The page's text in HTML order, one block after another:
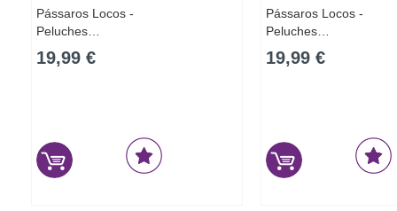
Pássaros Locos -
Peluches…
19,99 €
Pássaros Locos -
Peluches…
19,99 €